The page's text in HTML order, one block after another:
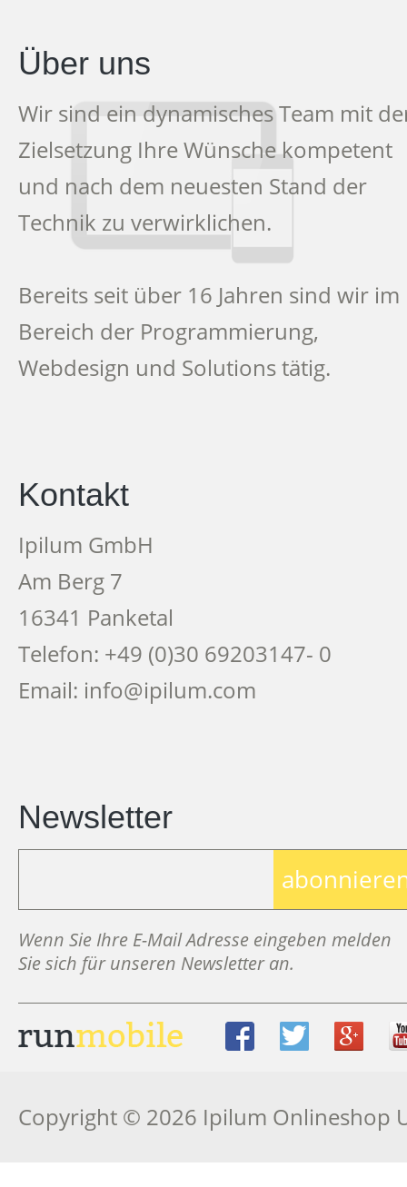
Über uns
Wir sind ein dynamisches Team mit
Zielsetzung Ihre Wünsche kompetent
und nach dem neuesten Stand der
Technik zu verwirklichen.
Bereits seit über 16 Jahren sind wir im
Bereich der Programmierung,
Webdesign und Solutions tätig.
Kontakt
Ipilum GmbH
Am Berg 7
16341 Panketal
Telefon: +49 (0)30 69203147- 0
Email: info@ipilum.com
Newsletter
Wenn Sie Ihre E-Mail Adresse eingeben melden
Sie sich für unseren Newsletter an.
Copyright © 2026 Ipilum Onlineshop